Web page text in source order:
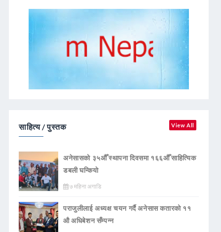
साहित्य / पुस्तक View All
अनेसासको ३५औँ स्थापना दिवसमा १६६औँ साहित्यिक
डबली घन्कियाे
७ महिना अगाडि
पराजुलीलाई अध्यक्ष चयन गर्दै अनेसास कतारको ११
औ अधिबेशन सँम्पन्न